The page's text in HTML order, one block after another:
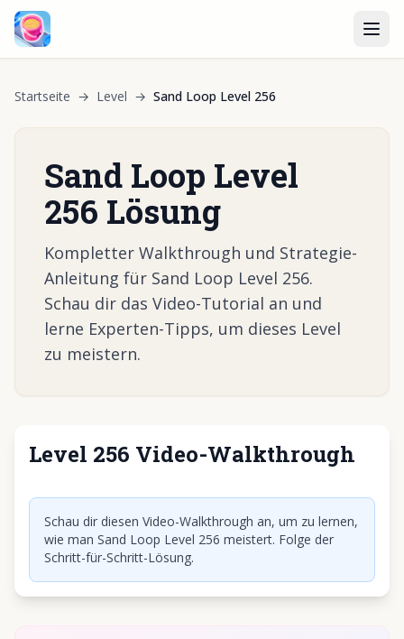
Startseite → Level → Sand Loop Level 256
Sand Loop Level
256 Lösung
Kompletter Walkthrough und Strategie-
Anleitung für Sand Loop Level 256.
Schau dir das Video-Tutorial an und
lerne Experten-Tipps, um dieses Level
zu meistern.
Level 256 Video-Walkthrough
Klicken, um Video abzuspielen
Schau dir diesen Video-Walkthrough an, um zu lernen,
wie man Sand Loop Level 256 meistert. Folge der
Schritt-für-Schritt-Lösung.